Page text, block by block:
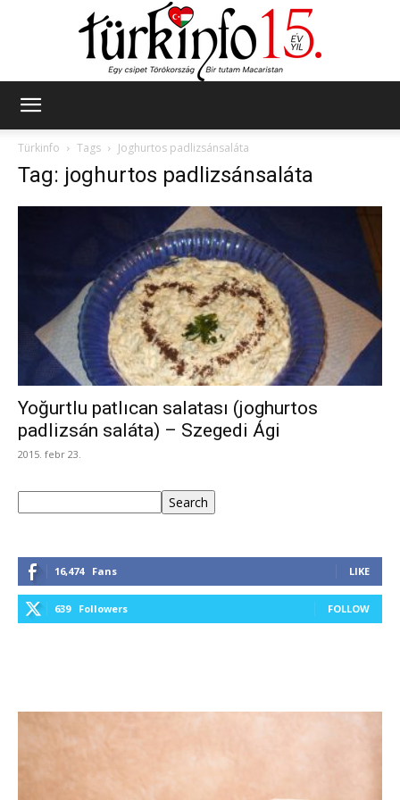
Türkinfo
Tags Joghurtos padlizsánsaláta
Tag: joghurtos padlizsánsaláta
Yoğurtlu patlıcan salatası (joghurtos
padlizsán saláta) – Szegedi Ági
2015. febr 23.
Search
16,474 Fans LIKE
639 Followers FOLLOW